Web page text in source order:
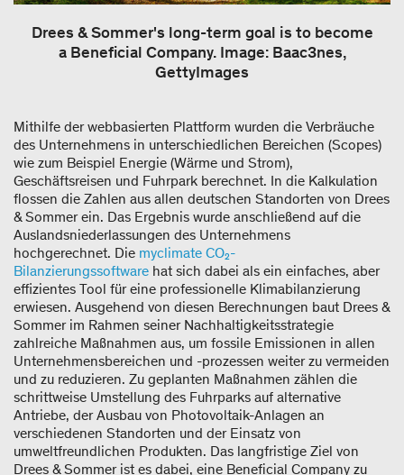
Drees & Sommer's long-term goal is to become
a Beneficial Company. Image: Baac3nes,
GettyImages
Mithilfe der webbasierten Plattform wurden die Verbräuche
des Unternehmens in unterschiedlichen Bereichen (Scopes)
wie zum Beispiel Energie (Wärme und Strom),
Geschäftsreisen und Fuhrpark berechnet. In die Kalkulation
flossen die Zahlen aus allen deutschen Standorten von Drees
& Sommer ein. Das Ergebnis wurde anschließend auf die
Auslandsniederlassungen des Unternehmens
hochgerechnet. Die myclimate CO₂-
Bilanzierungssoftware hat sich dabei als ein einfaches, aber
effizientes Tool für eine professionelle Klimabilanzierung
erwiesen. Ausgehend von diesen Berechnungen baut Drees &
Sommer im Rahmen seiner Nachhaltigkeitsstrategie
zahlreiche Maßnahmen aus, um fossile Emissionen in allen
Unternehmensbereichen und -prozessen weiter zu vermeiden
und zu reduzieren. Zu geplanten Maßnahmen zählen die
schrittweise Umstellung des Fuhrparks auf alternative
Antriebe, der Ausbau von Photovoltaik-Anlagen an
verschiedenen Standorten und der Einsatz von
umweltfreundlichen Produkten. Das langfristige Ziel von
Drees & Sommer ist es dabei, eine Beneficial Company zu